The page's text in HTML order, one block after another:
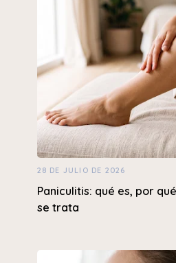
28 DE JULIO DE 2026
Paniculitis: qué es, por
se trata